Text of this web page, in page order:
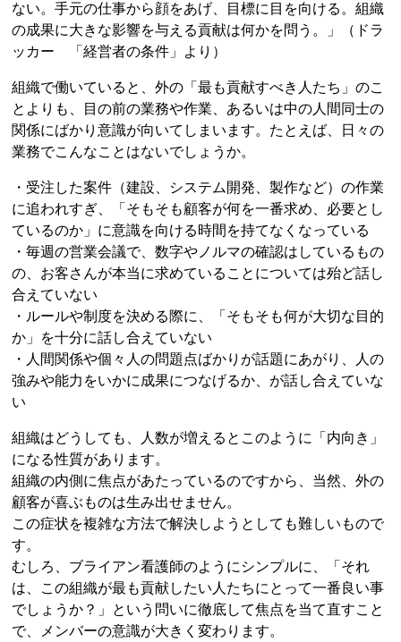
ない。手元の仕事から顔をあげ、目標に目を向ける。組織
の成果に大きな影響を与える貢献は何かを問う。」（ドラ
ッカー 「経営者の条件」より）
組織で働いていると、外の「最も貢献すべき人たち」のこ
とよりも、目の前の業務や作業、あるいは中の人間同士の
関係にばかり意識が向いてしまいます。たとえば、日々の
業務でこんなことはないでしょうか。
・受注した案件（建設、システム開発、製作など）の作業
に追われすぎ、「そもそも顧客が何を一番求め、必要とし
ているのか」に意識を向ける時間を持てなくなっている
・毎週の営業会議で、数字やノルマの確認はしているもの
の、お客さんが本当に求めていることについては殆ど話し
合えていない
・ルールや制度を決める際に、「そもそも何が大切な目的
か」を十分に話し合えていない
・人間関係や個々人の問題点ばかりが話題にあがり、人の
強みや能力をいかに成果につなげるか、が話し合えていな
い
組織はどうしても、人数が増えるとこのように「内向き」
になる性質があります。
組織の内側に焦点があたっているのですから、当然、外の
顧客が喜ぶものは生み出せません。
この症状を複雑な方法で解決しようとしても難しいもので
す。
むしろ、ブライアン看護師のようにシンプルに、「それ
は、この組織が最も貢献したい人たちにとって一番良い事
でしょうか？」という問いに徹底して焦点を当て直すこと
で、メンバーの意識が大きく変わります。